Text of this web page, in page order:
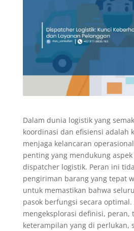
Dalam dunia logistik yang
koordinasi dan efisiensi adalah
menjaga kelancaran
penting yang mendukung
dispatcher logistik. Peran ini
pengiriman barang yang tepat
untuk memastikan bahwa
pasok berfungsi secara
mengeksplorasi definisi, peran,
keterampilan yang di perlukan,